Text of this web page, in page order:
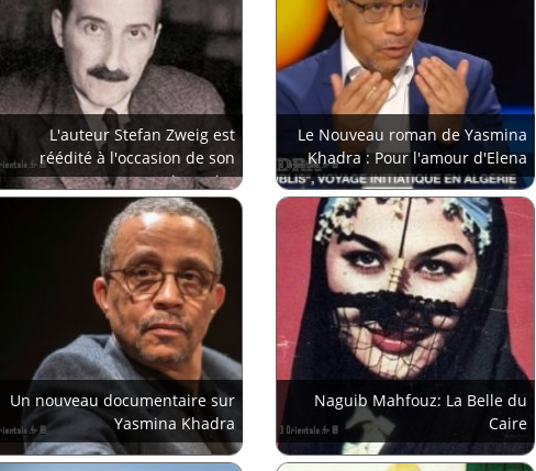
L'auteur Stefan Zweig est
réédité à l'occasion de son
anniversaire
Le Nouveau roman de Yasmina
Khadra : Pour l'amour d'Elena
Un nouveau documentaire sur
Yasmina Khadra
Naguib Mahfouz: La Belle du
Caire